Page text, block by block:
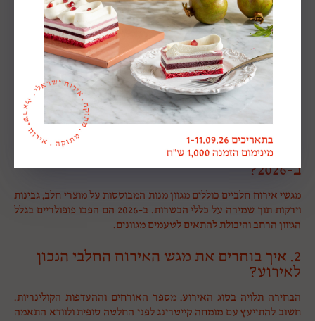
סיכום
מגשי אירוח חלביים לקיץ 2026 מציעים שילוב מושלם של חדשנות,
איכות ויופי ויזואלי. הטרנדים החדשים מתמקדים בהתאמה אישית,
שימוש בחומרי גלם איכותיים וחוויה קולינרית מרהיבה. עם הבחירה
הנכונה של ספק קייטרינג מקצועי, כל אירוע יכול להפוך לחוויה בלתי
שאלות נפוצות על מגשי אירוח חלביים
1. מה זה מגשי אירוח חלביים ולמה זה פופולרי
ב-2026?
מגשי אירוח חלביים כוללים מגוון מנות המבוססות על מוצרי חלב, גבינות
וירקות תוך שמירה על כללי הכשרות. ב-2026 הם הפכו פופולריים בגלל
הגיוון הרחב והיכולת להתאים לטעמים מגוונים.
2. איך בוחרים את מגש האירוח החלבי הנכון
לאירוע?
הבחירה תלויה בסוג האירוע, מספר האורחים וההעדפות הקולינריות.
חשוב להתייעץ עם מומחה קייטרינג לפני החלטה סופית ולוודא התאמה